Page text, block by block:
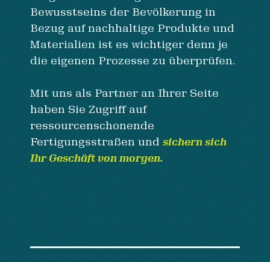
Bewusstseins der Bevölkerung in
Bezug auf nachhaltige Produkte und
Materialien ist es wichtiger denn je
die eigenen Prozesse zu überprüfen.
Mit uns als Partner an Ihrer Seite
haben Sie Zugriff auf
ressourcenschonende
Fertigungsstraßen und sichern sich
Ihr Geschäft von morgen.